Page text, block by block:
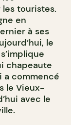
touristes.
en
à ses
le
chapeaute
a commencé
le Vieux-
avec le